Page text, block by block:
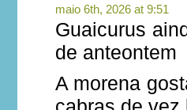
maio 6th, 2026 at 9:51
Guaicurus
de anteontem
A morena